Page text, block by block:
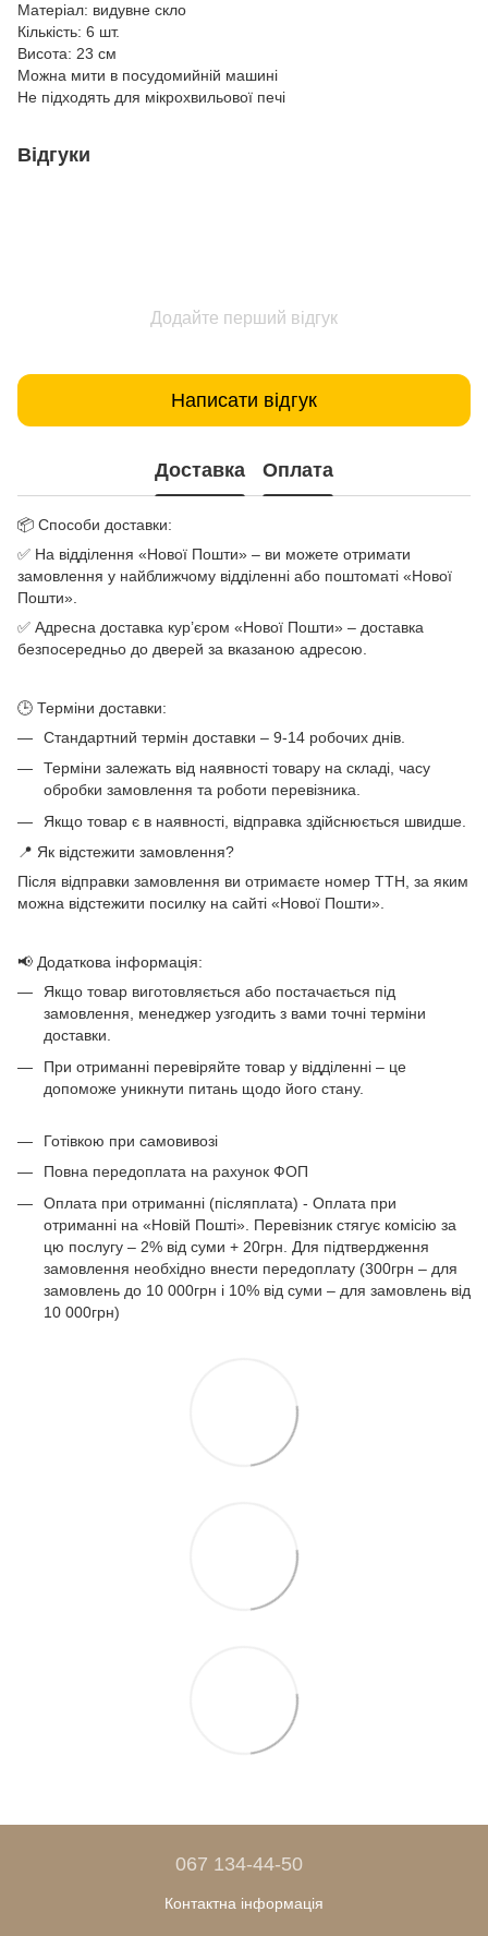
Матеріал: видувне скло
Кількість: 6 шт.
Висота: 23 см
Можна мити в посудомийній машині
Не підходять для мікрохвильової печі
Відгуки
Додайте перший відгук
Написати відгук
Доставка Оплата
📦 Способи доставки:
✅ На відділення «Нової Пошти» – ви можете отримати
замовлення у найближчому відділенні або поштоматі «Нової
Пошти».
✅ Адресна доставка кур’єром «Нової Пошти» – доставка
безпосередньо до дверей за вказаною адресою.
🕒 Терміни доставки:
Стандартний термін доставки – 9-14 робочих днів.
Терміни залежать від наявності товару на складі, часу
обробки замовлення та роботи перевізника.
Якщо товар є в наявності, відправка здійснюється швидше.
📍 Як відстежити замовлення?
Після відправки замовлення ви отримаєте номер ТТН, за яким
можна відстежити посилку на сайті «Нової Пошти».
📢 Додаткова інформація:
Якщо товар виготовляється або постачається під
замовлення, менеджер узгодить з вами точні терміни
доставки.
При отриманні перевіряйте товар у відділенні – це
допоможе уникнути питань щодо його стану.
Готівкою при самовивозі
Повна передоплата на рахунок ФОП
Оплата при отриманні (післяплата) - Оплата при
отриманні на «Новій Пошті». Перевізник стягує комісію за
цю послугу – 2% від суми + 20грн. Для підтвердження
замовлення необхідно внести передоплату (300грн – для
замовлень до 10 000грн і 10% від суми – для замовлень від
10 000грн)
067 134-44-50
Контактна інформація